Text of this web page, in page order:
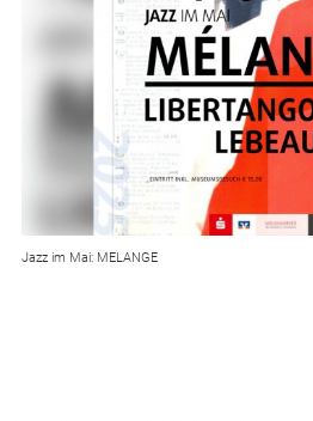
Jazz im Mai: MELANGE